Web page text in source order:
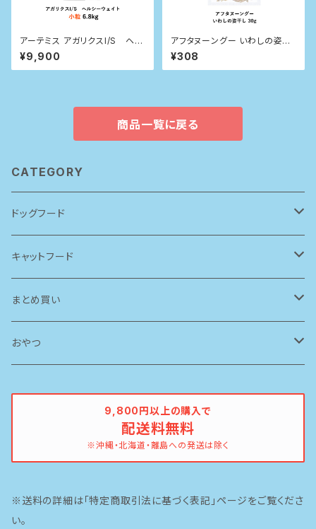
アーテミス アガリクスI/S ヘル
シーウェイト 小粒 6.8kg
¥9,900
アフタヌーングー いわしの姿干
し 30g
¥308
商品一覧に戻る
CATEGORY
ドッグフード
アーテミス(アガリクスI/S)
ソリッドゴールド
ブリスミックス
キャットフード
ルシャット
ソリッドゴールド
まとめ買い
ドッグフード
おやつ
魚
9,800円以上の購入で
配送料無料
※沖縄・北海道・離島への発送は除く
※送料の詳細は「特定商取引法に基づく表記」ページをご覧くださ
い。